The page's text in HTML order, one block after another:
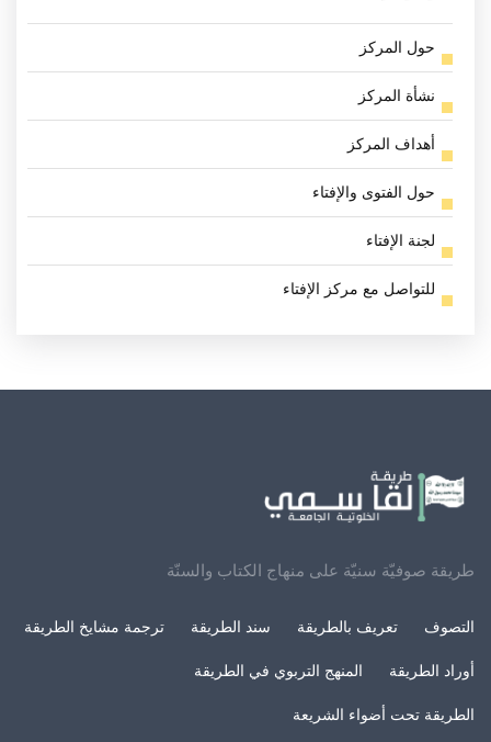
حول المركز
نشأة المركز
أهداف المركز
حول الفتوى والإفتاء
لجنة الإفتاء
للتواصل مع مركز الإفتاء
طريقة صوفيّة سنيّة على منهاج الكتاب والسنّة
التصوف تعريف بالطريقة سند الطريقة ترجمة مشايخ الطريقة
أوراد الطريقة المنهج التربوي في الطريقة
الطريقة تحت أضواء الشريعة